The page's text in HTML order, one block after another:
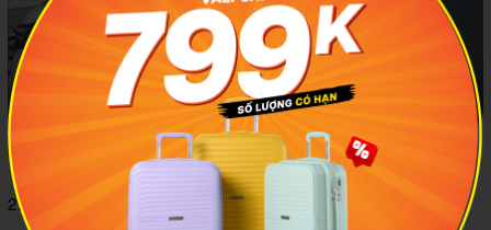
Các bạn nước ngoài thuê xe tại cơ sở Bùi Việt Anh
2.7 Cơ sở IFT